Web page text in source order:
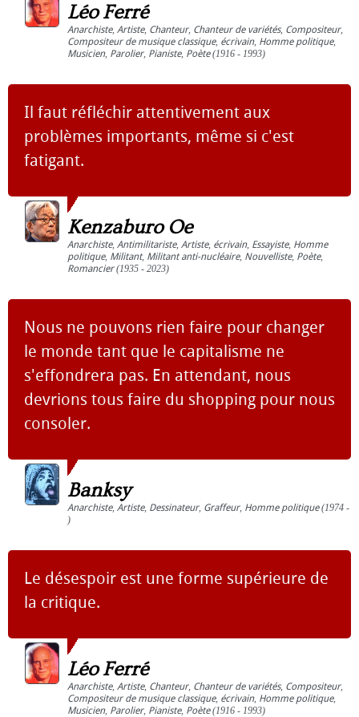
Léo Ferré
Anarchiste, Artiste, Chanteur, Chanteur de variétés, Compositeur,
Compositeur de musique classique, écrivain, Homme politique,
Musicien, Parolier, Pianiste, Poète(1916 - 1993)
Il faut réfléchir attentivement aux
problèmes importants, même si c'est
fatigant.
Kenzaburo Oe
Anarchiste, Antimilitariste, Artiste, écrivain, Essayiste, Homme
politique, Militant, Militant anti-nucléaire, Nouvelliste, Poète,
Romancier(1935 - 2023)
Nous ne pouvons rien faire pour changer
le monde tant que le capitalisme ne
s'effondrera pas. En attendant, nous
devrions tous faire du shopping pour nous
consoler.
Banksy
Anarchiste, Artiste, Dessinateur, Graffeur, Homme politique(1974 -
)
Le désespoir est une forme supérieure de
la critique.
Léo Ferré
Anarchiste, Artiste, Chanteur, Chanteur de variétés, Compositeur,
Compositeur de musique classique, écrivain, Homme politique,
Musicien, Parolier, Pianiste, Poète(1916 - 1993)